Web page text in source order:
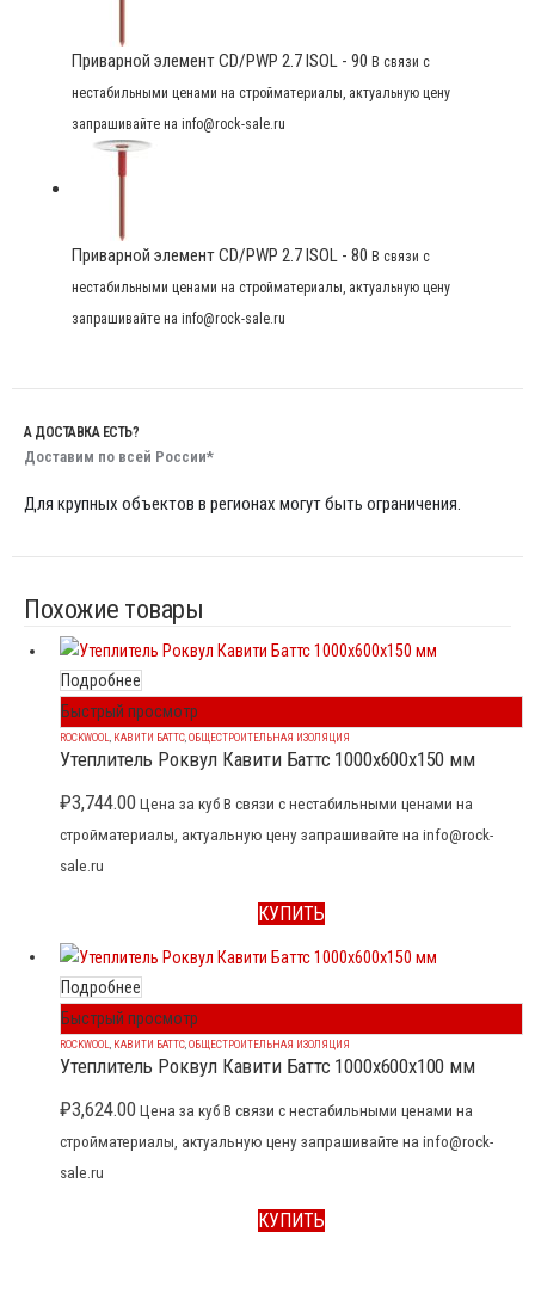
Приварной элемент CD/PWP 2.7 ISOL - 90 В связи с
нестабильными ценами на стройматериалы, актуальную цену
запрашивайте на info@rock-sale.ru
Приварной элемент CD/PWP 2.7 ISOL - 80 В связи с
нестабильными ценами на стройматериалы, актуальную цену
запрашивайте на info@rock-sale.ru
А ДОСТАВКА ЕСТЬ?
Доставим по всей России*
Для крупных объектов в регионах могут быть ограничения.
Похожие товары
Подробнее
Быстрый просмотр
ROCKWOOL, КАВИТИ БАТТС,ОБЩЕСТРОИТЕЛЬНАЯ ИЗОЛЯЦИЯ
Утеплитель Роквул Кавити Баттс 1000x600x150 мм
₽3,744.00 Цена за куб В связи с нестабильными ценами на
стройматериалы, актуальную цену запрашивайте на info@rock-
sale.ru
КУПИТЬ
Подробнее
Быстрый просмотр
ROCKWOOL КАВИТИ БАТТС ОБЩЕСТРОИТЕЛЬНАЯ ИЗОЛЯЦИЯ
Утеплитель Роквул Кавити Баттс 1000x600x100 мм
₽3,624.00 Цена за куб В связи с нестабильными ценами на
стройматериалы, актуальную цену запрашивайте на info@rock-
sale.ru
КУПИТЬ